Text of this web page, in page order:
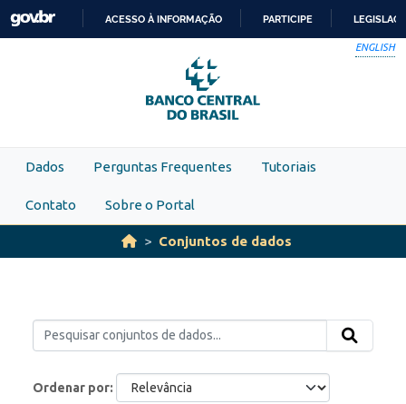
Skip to main content
PARA
O
CONTEÚDO
ACESSO À INFORMAÇÃO PARTICIPE
ENGLISH
Dados Perguntas Frequentes Tutoriais
Contato Sobre o Portal
Conjuntos de dados
Ordenar por